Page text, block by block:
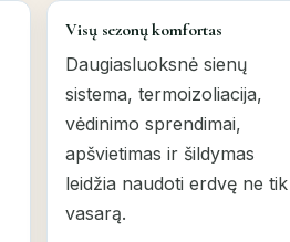
Visų sezonų komfortas
Daugiasluoksnė sienų
sistema, termoizoliacija,
vėdinimo sprendimai,
apšvietimas ir šildymas
leidžia naudoti erdvę ne tik
vasarą.